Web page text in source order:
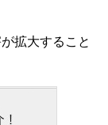
拡大すること